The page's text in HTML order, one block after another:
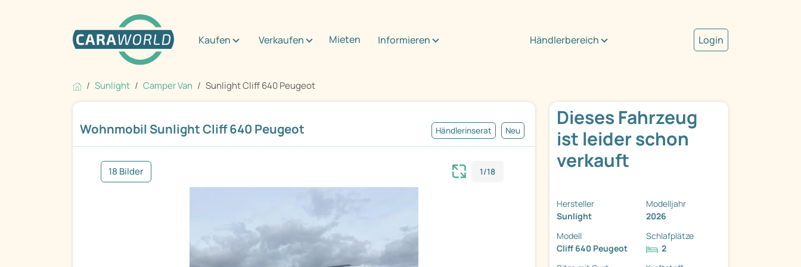
Kaufen Verkaufen Mieten Informieren Händlerbereich Login
Sunlight Camper Van Sunlight Cliff 640 Peugeot
Wohnmobil Sunlight Cliff 640 Peugeot Händlerinserat Neu
18 Bilder 1/18
Dieses Fahrzeug
ist leider schon
verkauft
Hersteller
Sunlight
Modelljahr
2026
Modell
Cliff 640 Peugeot
Schlafplätze
2